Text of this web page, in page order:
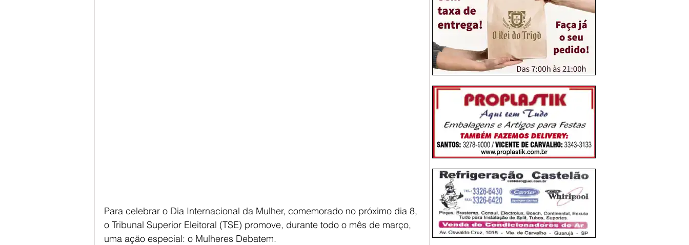
Para celebrar o Dia Internacional da Mulher, comemorado no próximo dia 8,
o Tribunal Superior Eleitoral (TSE) promove, durante todo o mês de março,
uma ação especial: o Mulheres Debatem.